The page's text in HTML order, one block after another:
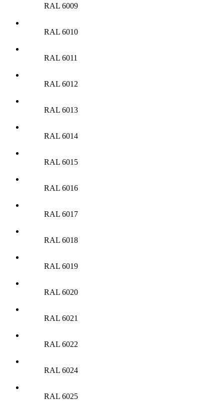
RAL 6009
RAL 6010
RAL 6011
RAL 6012
RAL 6013
RAL 6014
RAL 6015
RAL 6016
RAL 6017
RAL 6018
RAL 6019
RAL 6020
RAL 6021
RAL 6022
RAL 6024
RAL 6025